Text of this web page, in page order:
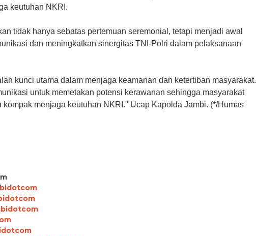
keutuhan NKRI.
tidak hanya sebatas pertemuan seremonial, tetapi menjadi awal
dan meningkatkan sinergitas TNI-Polri dalam pelaksanaan
kunci utama dalam menjaga keamanan dan ketertiban masyarakat.
untuk memetakan potensi kerawanan sehingga masyarakat
kompak menjaga keutuhan NKRI." Ucap Kapolda Jambi. (*/Humas